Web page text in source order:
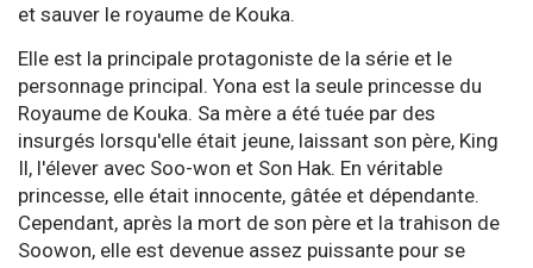
et sauver le royaume de Kouka.
Elle est la principale protagoniste de la série et le
personnage principal. Yona est la seule princesse du
Royaume de Kouka. Sa mère a été tuée par des
insurgés lorsqu'elle était jeune, laissant son père, King
Il, l'élever avec Soo-won et Son Hak. En véritable
princesse, elle était innocente, gâtée et dépendante.
Cependant, après la mort de son père et la trahison de
Soowon, elle est devenue assez puissante pour se